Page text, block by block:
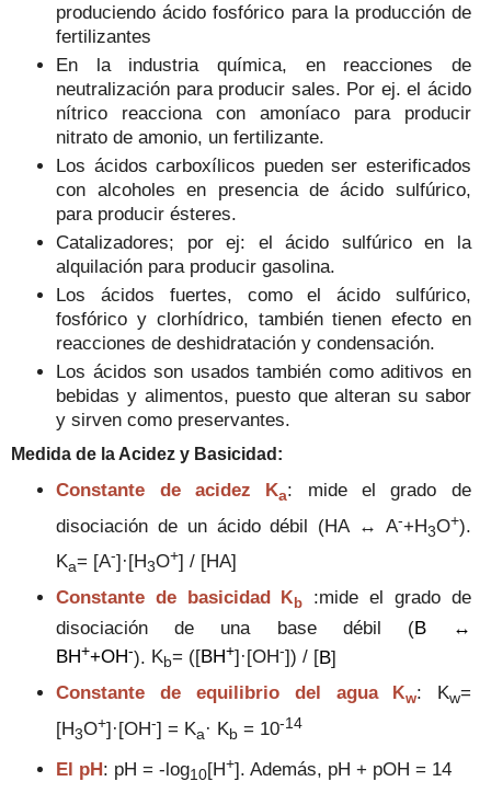
produciendo ácido fosfórico para la producción de
fertilizantes
En la industria química, en reacciones de
neutralización para producir sales. Por ej. el ácido
nítrico reacciona con amoníaco para producir
nitrato de amonio, un fertilizante.
Los ácidos carboxílicos pueden ser esterificados
con alcoholes en presencia de ácido sulfúrico,
para producir ésteres.
Catalizadores; por ej: el ácido sulfúrico en la
alquilación para producir gasolina.
Los ácidos fuertes, como el ácido sulfúrico,
fosfórico y clorhídrico, también tienen efecto en
reacciones de deshidratación y condensación.
Los ácidos son usados también como aditivos en
bebidas y alimentos, puesto que alteran su sabor
y sirven como preservantes.
Medida de la Acidez y Basicidad:
Constante de acidez Ka: mide el grado de
disociación de un ácido débil (HA ↔ A-+H3O+).
Ka= [A-]·[H3O+] / [HA]
Constante de basicidad K b :mide el grado de
disociación de una base débil (B ↔
BH++OH-). Kb= ([BH+]·[OH-]) / [B]
Constante de equilibrio del aguaKw: Kw=
[H3O+]·[OH-] = Ka · Kb = 10-14
El pH: pH = -log10[H+]. Además, pH + pOH = 14